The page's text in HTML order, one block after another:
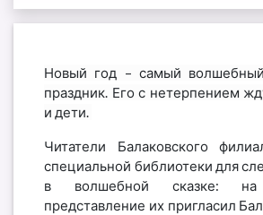
Новый год – самый
праздник. Его с нетерпением
и дети.
Читатели Балаковского
специальной библиотеки для
в волшебной сказке: на
представление их пригласил